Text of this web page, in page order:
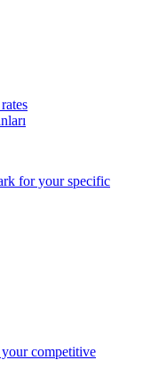
for your specific
competitive